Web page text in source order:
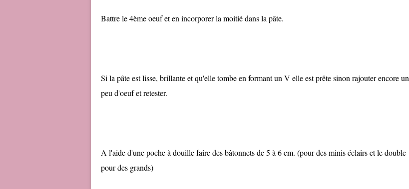
Battre le 4ème oeuf et en incorporer la moitié dans la pâte.
Si la pâte est lisse, brillante et qu'elle tombe en formant un V elle est prête sinon rajouter encore un
peu d'oeuf et retester.
A l'aide d'une poche à douille faire des bâtonnets de 5 à 6 cm. (pour des minis éclairs et le double
pour des grands)